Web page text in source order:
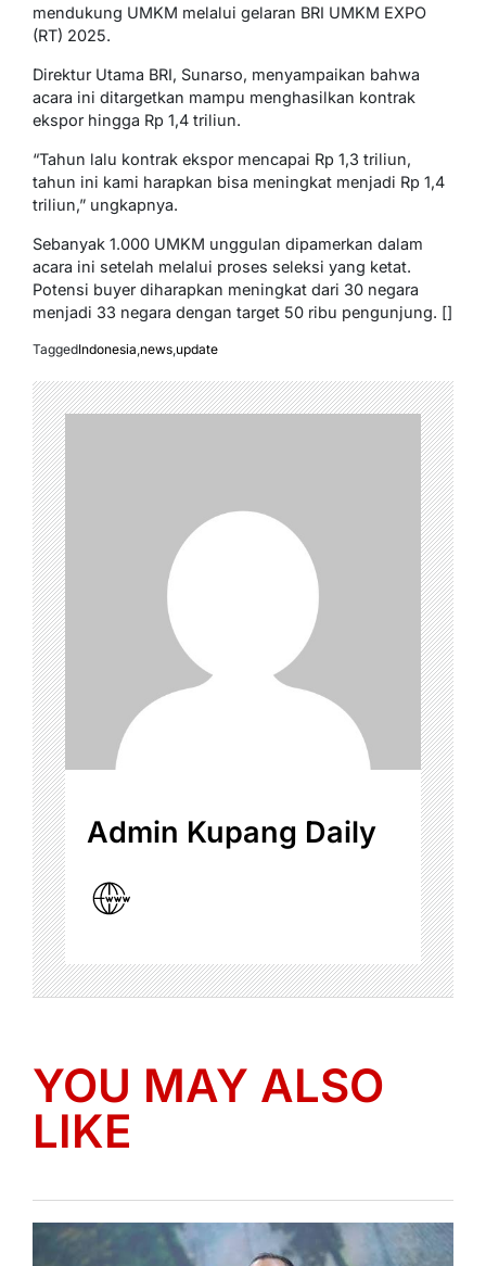
mendukung UMKM melalui gelaran BRI UMKM EXPO
(RT) 2025.
Direktur Utama BRI, Sunarso, menyampaikan bahwa
acara ini ditargetkan mampu menghasilkan kontrak
ekspor hingga Rp 1,4 triliun.
“Tahun lalu kontrak ekspor mencapai Rp 1,3 triliun,
tahun ini kami harapkan bisa meningkat menjadi Rp 1,4
triliun,” ungkapnya.
Sebanyak 1.000 UMKM unggulan dipamerkan dalam
acara ini setelah melalui proses seleksi yang ketat.
Potensi buyer diharapkan meningkat dari 30 negara
menjadi 33 negara dengan target 50 ribu pengunjung. []
TaggedIndonesia news update
Admin Kupang Daily
YOU MAY ALSO
LIKE